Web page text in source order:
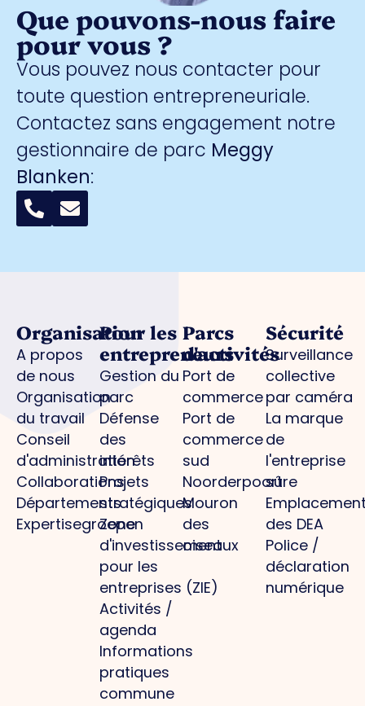
Que pouvons-nous faire
pour vous ?
Vous pouvez nous contacter pour
toute question entrepreneuriale.
Contactez sans engagement notre
gestionnaire de parc Meggy
Blanken:
Organisation
A propos
de nous
Organisation
du travail
Conseil
d'administration
Collaborations
Départements
Expertisegroepen
Pour les
entrepreneurs
Gestion du
parc
Défense
des
intérêts
Projets
stratégiques
Zone
d'investissement
pour les
entreprises (ZIE)
Activités /
agenda
Informations
pratiques
commune
Parcs
d'activités
Port de
commerce
Port de
commerce
sud
Noorderpoort
Mouron
des
oiseaux
Sécurité
Surveillance
collective
par caméra
La marque
de
l'entreprise
sûre
des DEA
Police /
déclaration
numérique